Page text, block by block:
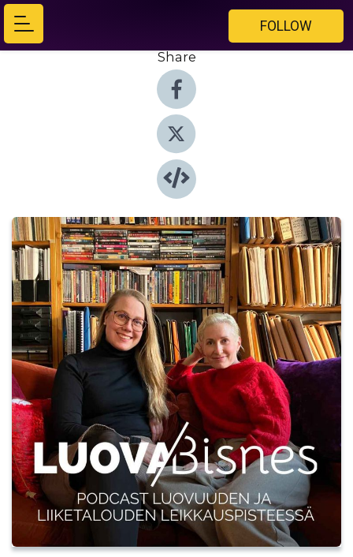
FOLLOW
Share